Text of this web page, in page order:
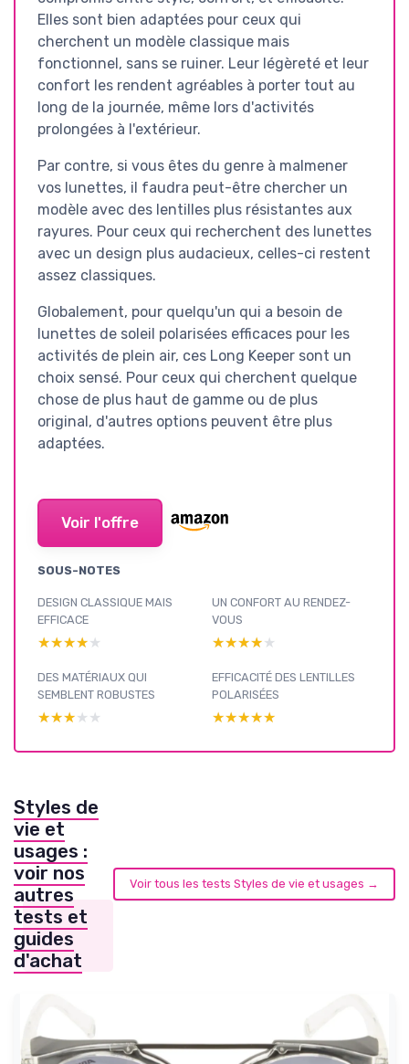
Elles sont bien adaptées pour ceux qui
cherchent un modèle classique mais
fonctionnel, sans se ruiner. Leur légèreté et leur
confort les rendent agréables à porter tout au
long de la journée, même lors d'activités
prolongées à l'extérieur.
Par contre, si vous êtes du genre à malmener
vos lunettes, il faudra peut-être chercher un
modèle avec des lentilles plus résistantes aux
rayures. Pour ceux qui recherchent des lunettes
avec un design plus audacieux, celles-ci restent
assez classiques.
Globalement, pour quelqu'un qui a besoin de
lunettes de soleil polarisées efficaces pour les
activités de plein air, ces Long Keeper sont un
choix sensé. Pour ceux qui cherchent quelque
chose de plus haut de gamme ou de plus
original, d'autres options peuvent être plus
adaptées.
Voir l'offre
SOUS-NOTES
DESIGN CLASSIQUE MAIS
EFFICACE
★★★★★
★★★★★
UN CONFORT AU RENDEZ-
VOUS
★★★★★
★★★★★
DES MATÉRIAUX QUI
SEMBLENT ROBUSTES
★★★★★
★★★★★
EFFICACITÉ DES LENTILLES
POLARISÉES
★★★★★
★★★★★
Styles de
vie et
usages :
voir nos
autres
tests et
guides
d'achat
Voir tous les tests Styles de vie et usages →